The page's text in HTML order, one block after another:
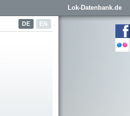
Lok-Datenbank.de
DE EN